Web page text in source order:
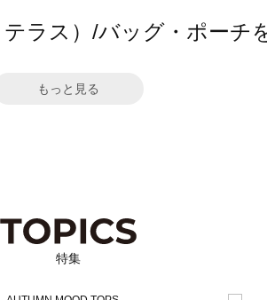
ラス）/バッグ・ポーチ
もっと見る
特集